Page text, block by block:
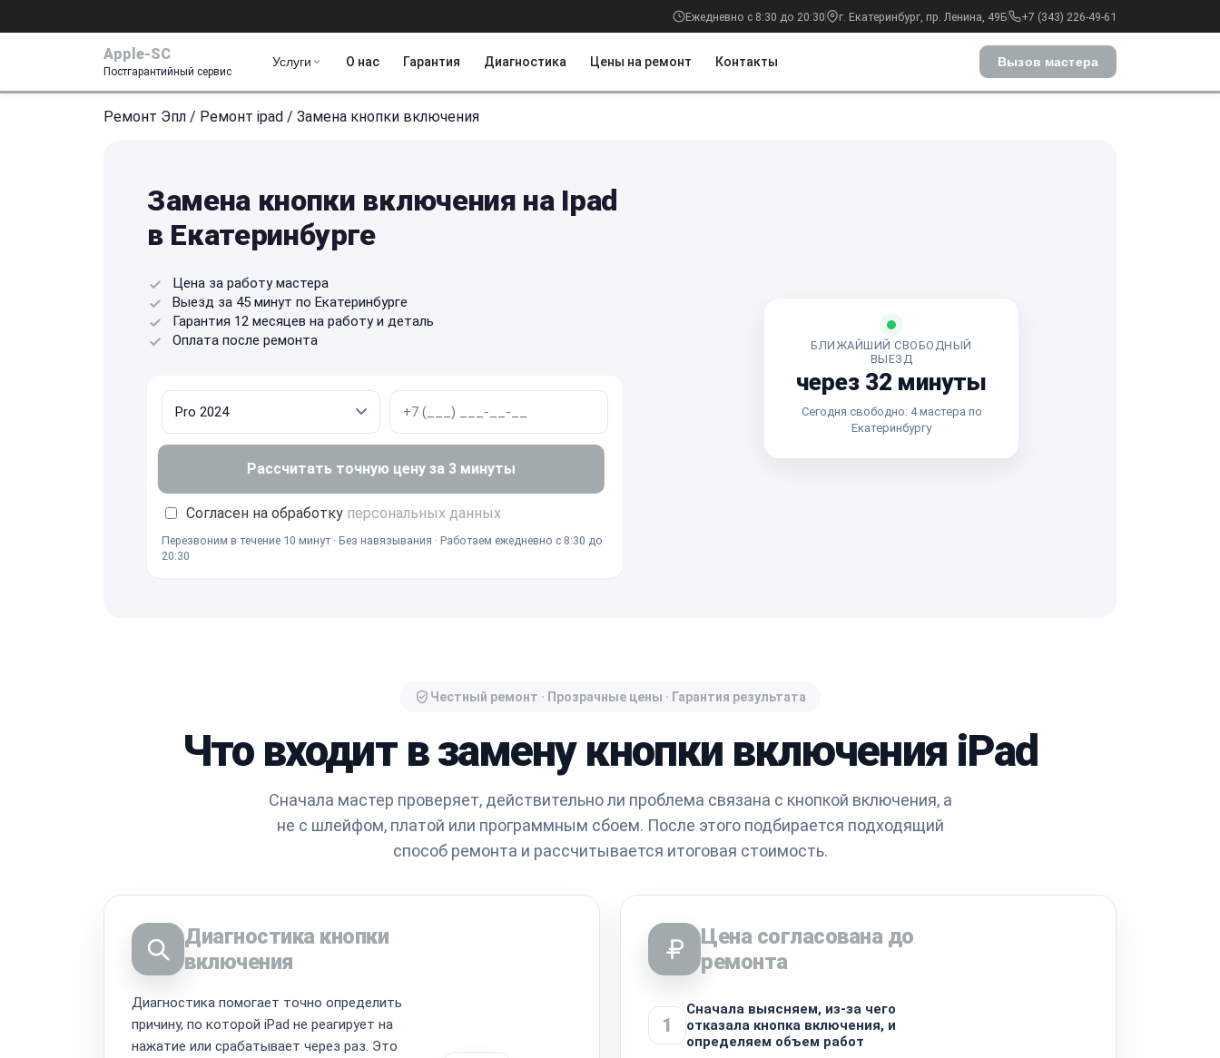
Ежедневно с 8:30 до 20:30 г. Екатеринбург, пр. Ленина, 49Б +7 (343) 226-49-61
Apple-SC
Постгарантийный сервис
Услуги О нас Гарантия Диагностика Цены на ремонт Контакты Вызов мастера
Ремонт Эпл / Ремонт ipad / Замена кнопки включения
Замена кнопки включения на Ipad
в Екатеринбурге
Цена за работу мастера
Выезд за 45 минут по Екатеринбурге
Гарантия 12 месяцев на работу и деталь
Оплата после ремонта
Рассчитать точную цену за 3 минуты
Согласен на обработку персональных данных
Перезвоним в течение 10 минут · Без навязывания · Работаем ежедневно с 8:30 до
20:30
БЛИЖАЙШИЙ СВОБОДНЫЙ
ВЫЕЗД
через 32 минуты
Сегодня свободно: 4 мастера по
Екатеринбургу
Честный ремонт · Прозрачные цены · Гарантия результата
Что входит в замену кнопки включения iPad
Сначала мастер проверяет, действительно ли проблема связана с кнопкой включения, а
не с шлейфом, платой или программным сбоем. После этого подбирается подходящий
способ ремонта и рассчитывается итоговая стоимость.
Диагностика кнопки
включения
Диагностика помогает точно определить
причину, по которой iPad не реагирует на
нажатие или срабатывает через раз. Это
Цена согласована до
ремонта
1
Сначала выясняем, из-за чего
отказала кнопка включения, и
определяем объем работ